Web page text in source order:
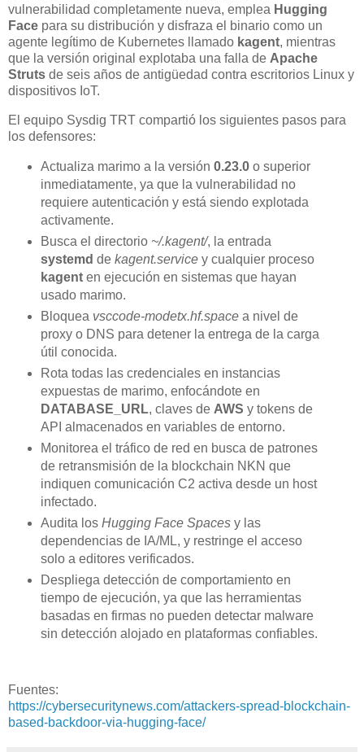
vulnerabilidad completamente nueva, emplea Hugging
Face para su distribución y disfraza el binario como un
agente legítimo de Kubernetes llamado kagent, mientras
que la versión original explotaba una falla de Apache
Struts de seis años de antigüedad contra escritorios Linux y
dispositivos IoT.
El equipo Sysdig TRT compartió los siguientes pasos para
los defensores:
Actualiza marimo a la versión 0.23.0o superior
inmediatamente, ya que la vulnerabilidad no
requiere autenticación y está siendo explotada
activamente.
Busca el directorio ~/.kagent/, la entrada
systemd de kagent.servicey cualquier proceso
kagenten ejecución en sistemas que hayan
usado marimo.
Bloquea vsccode-modetx.hf.spacea nivel de
proxy o DNS para detener la entrega de la carga
útil conocida.
Rota todas las credenciales en instancias
expuestas de marimo, enfocándote en
DATABASE_URL, claves de AWS y tokens de
API almacenados en variables de entorno.
Monitorea el tráfico de red en busca de patrones
de retransmisión de la blockchain NKN que
indiquen comunicación C2 activa desde un host
infectado.
Audita los Hugging Face Spacesy las
dependencias de IA/ML, y restringe el acceso
solo a editores verificados.
Despliega detección de comportamiento en
tiempo de ejecución, ya que las herramientas
basadas en firmas no pueden detectar malware
sin detección alojado en plataformas confiables.
Fuentes:
https://cybersecuritynews.com/attackers-spread-blockchain-
based-backdoor-via-hugging-face/